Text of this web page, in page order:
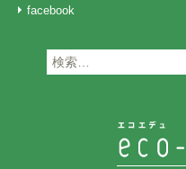
facebook
検
索: